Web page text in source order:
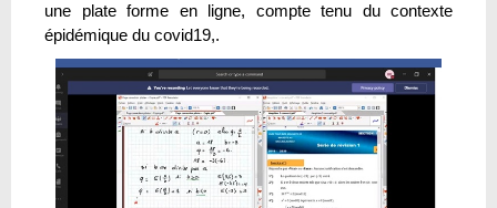
une plate forme en ligne, compte tenu du contexte
épidémique du covid19,.